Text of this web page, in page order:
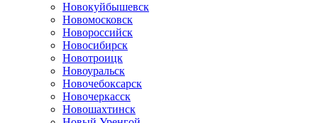
Новокуйбышевск
Новомосковск
Новороссийск
Новосибирск
Новотроицк
Новоуральск
Новочебоксарск
Новочеркасск
Новошахтинск